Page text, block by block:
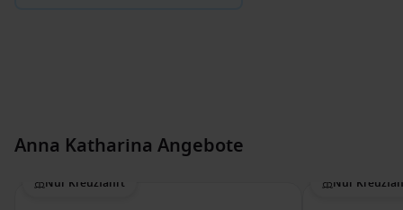
Anna Katharina Angebote
Nur Kreuzfahrt Nur